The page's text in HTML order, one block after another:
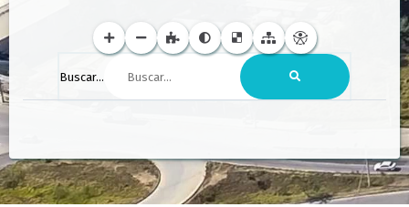
Buscar...